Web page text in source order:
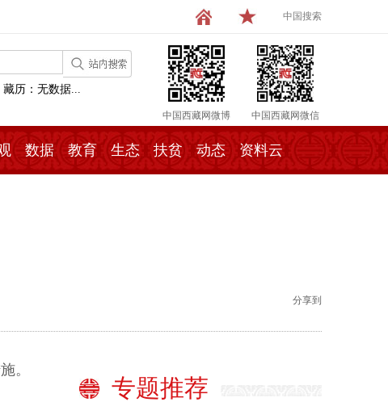
中国搜索
中国西藏网微博 中国西藏网微信
藏历：无数据...
数据 教育 生态 扶贫 动态 资料云
分享到
。
专题推荐